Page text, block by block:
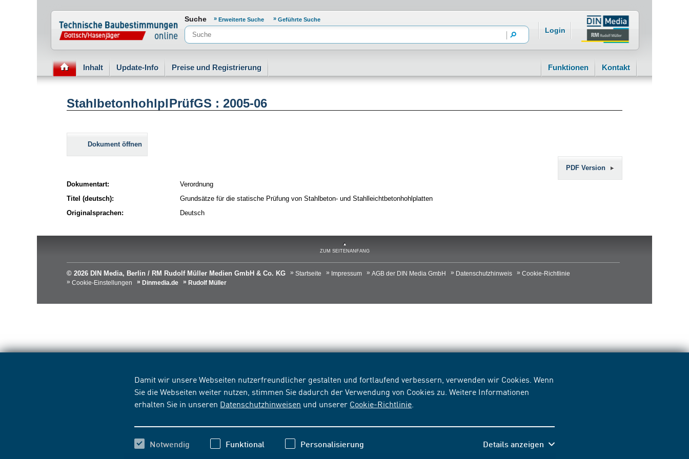
Damit wir unsere Webseiten nutzerfreundlicher gestalten und fortlaufend verbessern, verwenden wir Cookies. Wenn
Sie die Webseiten weiter nutzen, stimmen Sie dadurch der Verwendung von Cookies zu. Weitere Informationen
erhalten Sie in unseren Datenschutzhinweisen und unserer Cookie-Richtlinie
Notwendig Funktional Personalisierung Details anzeigen
Normenportal Barrierefreiheit
Suche Erweiterte Suche Geführte Suche
Login
Inhalt Update-Info Preise und Registrierung Funktionen Kontakt
StahlbetonhohlplPrüfGS : 2005-06
Dokument öffnen
PDF Version
Dokumentart:
Verordnung
Titel (deutsch):
Grundsätze für die statische Prüfung von Stahlbeton- und Stahlleichtbetonhohlplatten
Originalsprachen:
Deutsch
ZUM SEITENANFANG
© 2026 DIN Media, Berlin / RM Rudolf Müller Medien GmbH & Co. KG Startseite Impressum AGB der DIN Media GmbH Datenschutzhinweis
Cookie-Richtlinie
Cookie-Einstellungen
Dinmedia.de Rudolf Müller